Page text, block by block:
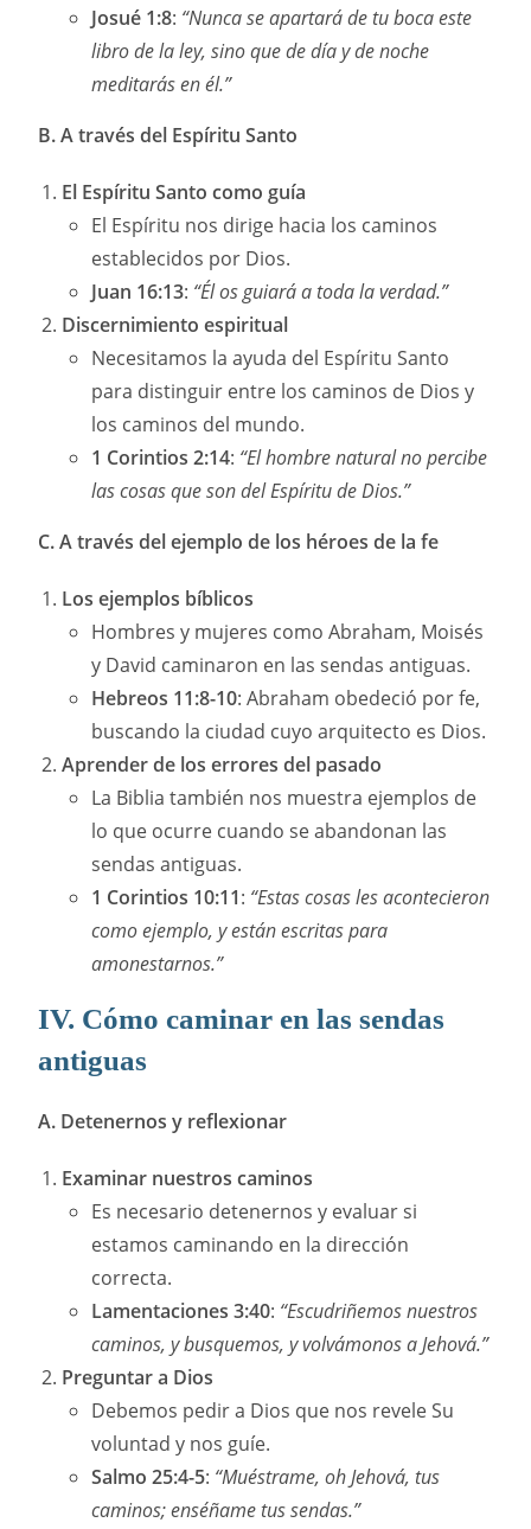
Josué 1:8: “Nunca se apartará de tu boca este
libro de la ley, sino que de día y de noche
meditarás en él.”
B. A través del Espíritu Santo
El Espíritu Santo como guía
El Espíritu nos dirige hacia los caminos
establecidos por Dios.
Juan 16:13: “Él os guiará a toda la verdad.”
Discernimiento espiritual
Necesitamos la ayuda del Espíritu Santo
para distinguir entre los caminos de Dios y
los caminos del mundo.
1 Corintios 2:14: “El hombre natural no percibe
las cosas que son del Espíritu de Dios.”
C. A través del ejemplo de los héroes de la fe
Los ejemplos bíblicos
Hombres y mujeres como Abraham, Moisés
y David caminaron en las sendas antiguas.
Hebreos 11:8-10: Abraham obedeció por fe,
buscando la ciudad cuyo arquitecto es Dios.
Aprender de los errores del pasado
La Biblia también nos muestra ejemplos de
lo que ocurre cuando se abandonan las
sendas antiguas.
1 Corintios 10:11: “Estas cosas les acontecieron
como ejemplo, y están escritas para
amonestarnos.”
IV. Cómo caminar en las sendas
antiguas
A. Detenernos y reflexionar
Examinar nuestros caminos
Es necesario detenernos y evaluar si
estamos caminando en la dirección
correcta.
Lamentaciones 3:40: “Escudriñemos nuestros
caminos, y busquemos, y volvámonos a Jehová.”
Preguntar a Dios
Debemos pedir a Dios que nos revele Su
voluntad y nos guíe.
Salmo 25:4-5: “Muéstrame, oh Jehová, tus
caminos; enséñame tus sendas.”